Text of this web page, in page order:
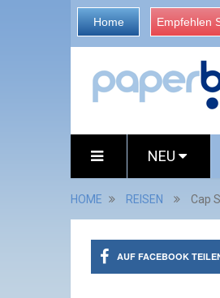
Home Empfehlen
NEU
HOME REISEN Cap
AUF FACEBOOK